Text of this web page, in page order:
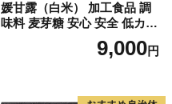
媛甘露（白米） 加工食品 調
味料 麦芽糖 安心 安全 低カロ
リー 甘味料 シロップタイプ
上品な甘み お菓子作り 料理
9,000円